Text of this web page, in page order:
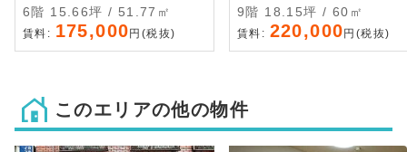
6階 15.66坪 / 51.77㎡
賃料: 175,000 円(税抜)
9階 18.15坪 / 60㎡
賃料: 220,000 円(税抜)
このエリアの他の物件